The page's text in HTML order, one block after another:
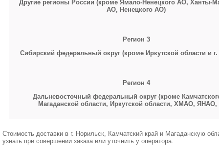
Другие регионы России (кроме Ямало-Ненецкого АО, Ханты-
АО, Ненецкого АО)
Регион 3
Сибирский федеральный округ (кроме Иркутской области и
Регион 4
Дальневосточный федеральный округ (кроме
Магаданской области, Иркутской области, ХМАО, ЯНАО,
Стоимость доставки в г. Норильск, Камчатский край и Магаданскую
узнать при совершении заказа или уточнить у оператора.